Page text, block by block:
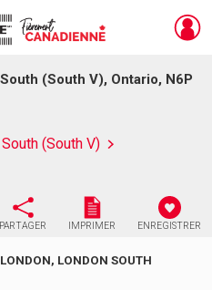
(South V), Ontario, N6P
(South V)
PARTAGER IMPRIMER ENREGISTRER
LONDON SOUTH